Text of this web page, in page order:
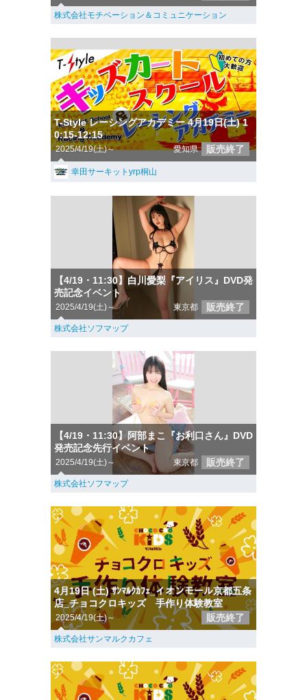
株式会社モチベーション＆コミュニケーション
T-Style レーシングアカデミー 4月19日(土) 1
0:15-12:15
2025/4/19(土)～ 愛知県 販売終了
幸田サーキットyrp桐山
【4/19・11:30】白川愛梨『アイリス』DVD発
売記念イベント
2025/4/19(土)～ 東京都 販売終了
株式会社ソフマップ
【4/19・11:30】阿部まこ『お利口さん』DVD
発売記念先行イベント
2025/4/19(土)～ 東京都 販売終了
株式会社ソフマップ
4月19日 (土) ｻﾝﾏﾙｸｶﾌｪ_イオンモール京都五条
店_チョコクロキッズ 手作り体験教室
2025/4/19(土)～ 販売終了
株式会社サンマルクカフェ